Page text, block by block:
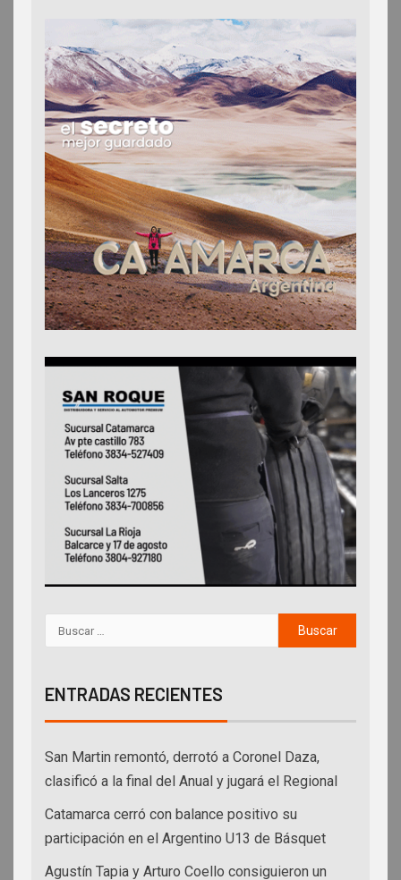
ENTRADAS RECIENTES
San Martin remontó, derrotó a Coronel Daza,
clasificó a la final del Anual y jugará el Regional
Catamarca cerró con balance positivo su
participación en el Argentino U13 de Básquet
Agustín Tapia y Arturo Coello consiguieron un